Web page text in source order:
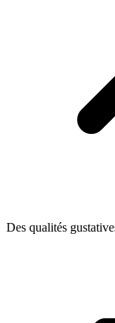
Des qualités